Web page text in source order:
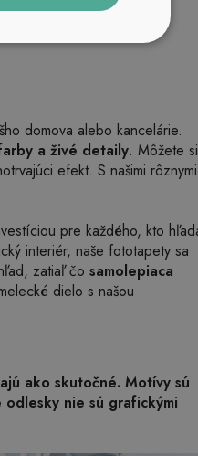
domova alebo kancelárie.
a živé detaily. Môžete si
efekt. S našimi rôznymi
pre každého, kto
interiér, naše fototapety sa
zatiaľ čo samolepiaca
dielo s našou
ako skutočné. Motívy sú
nie sú grafickými